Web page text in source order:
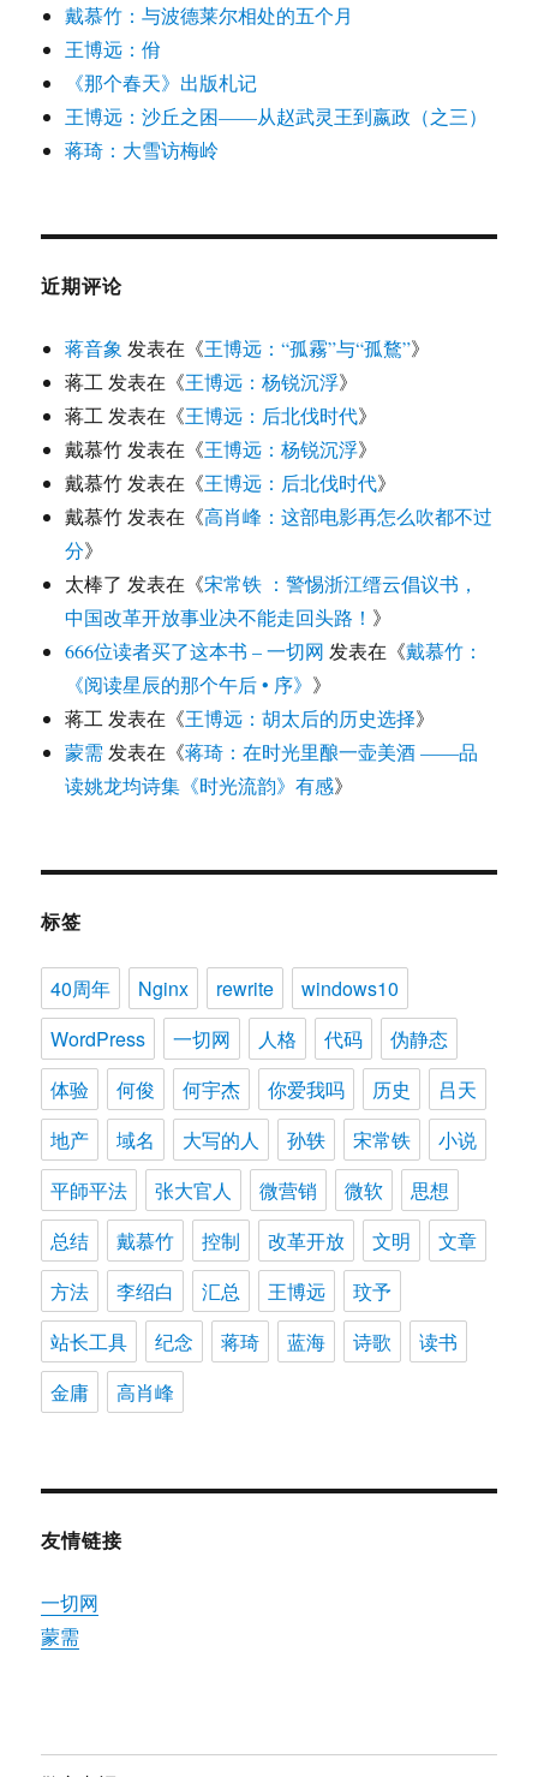
戴慕竹：与波德莱尔相处的五个月
王博远：佾
《那个春天》出版札记
王博远：沙丘之困——从赵武灵王到嬴政（之三）
蒋琦：大雪访梅岭
近期评论
蒋音象 发表在《王博远：“孤霧”与“孤鶩”》
蒋工 发表在《王博远：杨锐沉浮》
蒋工 发表在《王博远：后北伐时代》
戴慕竹 发表在《王博远：杨锐沉浮》
戴慕竹 发表在《王博远：后北伐时代》
戴慕竹 发表在《高肖峰：这部电影再怎么吹都不过
分》
太棒了 发表在《宋常铁 ：警惕浙江缙云倡议书，
中国改革开放事业决不能走回头路！ 》
666位读者买了这本书 – 一切网 发表在《戴慕竹：
《阅读星辰的那个午后 • 序》 》
蒋工 发表在《王博远：胡太后的历史选择》
蒙需 发表在《蒋琦：在时光里酿一壶美酒 ——品
读姚龙均诗集《时光流韵》有感》
标签
40周年 Nginx rewrite
windows10
WordPress
一切网 人格 代码
伪静态
体验
何俊 何宇杰 你爱我吗 历史
吕天
地产
域名 大写的人 孙轶 宋常铁
小说
平師平法
张大官人 微营销 微软
思想
总结
戴慕竹 控制 改革开放 文明
文章
方法
李绍白 汇总 王博远
玟予
站长工具
纪念 蒋琦 蓝海 诗歌
读书
金庸
高肖峰
友情链接
一切网
蒙需